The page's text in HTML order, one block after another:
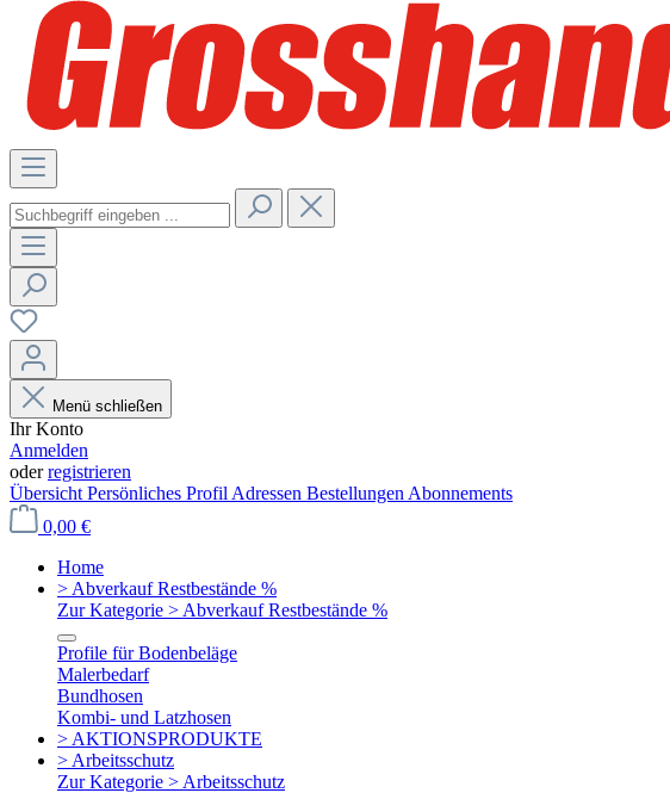
Menü schließen
Ihr Konto
Anmelden
oderregistrieren
Übersicht Persönliches Profil Adressen Bestellungen Abonnements
0,00 €
Home
> Abverkauf Restbestände %
Zur Kategorie > Abverkauf Restbestände %
Profile für Bodenbeläge
Malerbedarf
Bundhosen
Kombi- und Latzhosen
> AKTIONSPRODUKTE
> Arbeitsschutz
Zur Kategorie > Arbeitsschutz